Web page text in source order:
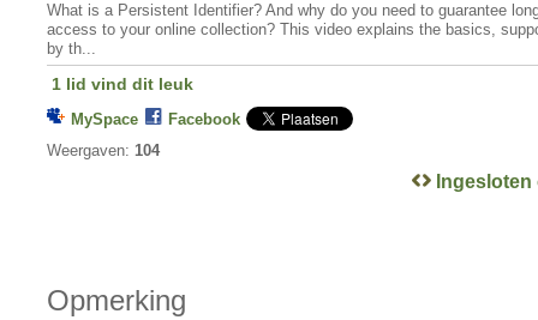
What is a Persistent Identifier? And why do you need to guarantee
access to your online collection? This video explains the basics,
by th...
1 lid vind dit leuk
MySpace
Facebook
Weergaven: 104
Opmerking